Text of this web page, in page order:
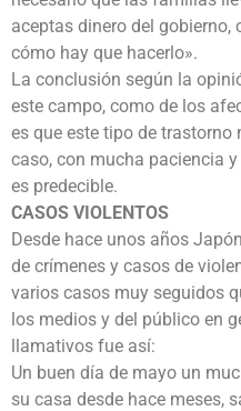
aceptas dinero del gobierno,
cómo hay que hacerlo».
La conclusión según la
este campo, como de los
es que este tipo de
caso, con mucha paciencia
es predecible.
CASOS VIOLENTOS
Desde hace unos años
de crímenes y casos de
varios casos muy seguidos
los medios y del público en
llamativos fue así:
Un buen día de mayo un
su casa desde hace meses,